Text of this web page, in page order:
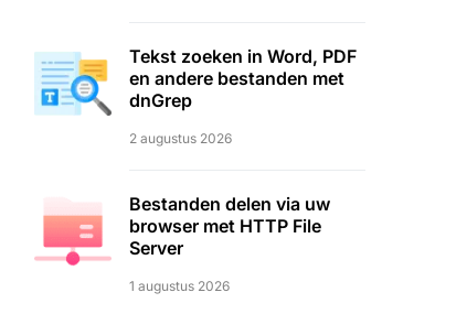
Tekst zoeken in Word, PDF
en andere bestanden met
dnGrep
2 augustus 2026
Bestanden delen via uw
browser met HTTP File
Server
1 augustus 2026